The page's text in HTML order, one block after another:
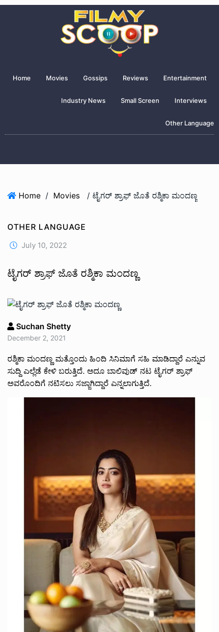
Home Movies Gossips Reviews Entertainment
Industry News Small Screen Interviews
Other Language
Home / Movies / ಟೈಗರ್ ಶ್ರಾಫ್ ಜೊತೆ ರಶ್ಮಿಕಾ ಮಂದಣ್ಣ
OTHER LANGUAGE
July 10, 2022
ಟೈಗರ್ ಶ್ರಾಫ್ ಜೊತೆ ರಶ್ಮಿಕಾ ಮಂದಣ್ಣ
Suchan Shetty
December 2, 2021
ರಶ್ಮಿಕಾ ಮಂದಣ್ಣ ಮತ್ತೊಂದು ಹಿಂದಿ ಸಿನಿಮಾಗೆ ಸಹಿ ಮಾಡಿದ್ದಾರೆ ಎನ್ನುವ
ಸುದ್ದಿ ಎಲ್ಲೆಡೆ ಕೇಳಿ ಬರುತ್ತಿದೆ. ಅದೂ ಬಾಲಿವುಡ್ ನಟ ಟೈಗರ್ ಶ್ರಾಫ್
ಅವರೊಂದಿಗೆ ನಟಿಸಲು ಸಜ್ಜಾಗಿದ್ದಾರೆ ಎನ್ನಲಾಗುತ್ತಿದೆ.